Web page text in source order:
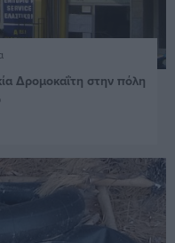
Δρομοκαΐτη στην πόλη